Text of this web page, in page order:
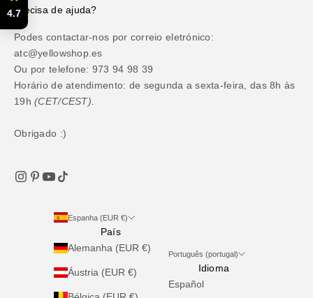
Precisa de ajuda?
Podes contactar-nos por correio eletrónico:
atc@yellowshop.es
Ou por telefone: 973 94 98 39
Horário de atendimento: de segunda a sexta-feira, das 8h às
19h(CET/CEST).
Obrigado :)
Espanha (EUR €)
País
Alemanha (EUR €)
Áustria (EUR €)
Português (portugal)
Idioma
Español
4.7